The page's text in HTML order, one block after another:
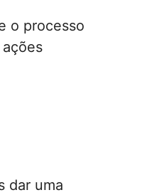
o processo
dar uma